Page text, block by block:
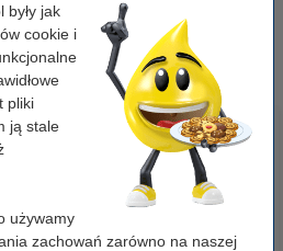
były jak
cookie i
pliki
ją stale
używamy
zachowań zarówno na naszej
produkty